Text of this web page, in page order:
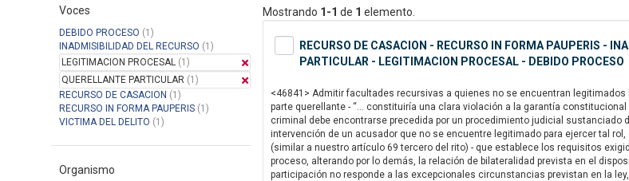
Voces
DEBIDO PROCESO (1)
INADMISIBILIDAD DEL RECURSO (1)
LEGITIMACION PROCESAL (1)
QUERELLANTE PARTICULAR (1)
RECURSO DE CASACION (1)
RECURSO IN FORMA PAUPERIS (1)
VICTIMA DEL DELITO (1)
Organismo
Mostrando 1-1 de 1 elemento.
RECURSO DE CASACION - RECURSO IN FORMA PAUPERIS -
PARTICULAR - LEGITIMACION PROCESAL - DEBIDO PROCESO
<46841> Admitir facultades recursivas a quienes no se encuentran
parte querellante - “... constituiría una clara violación a la garantía
criminal debe encontrarse precedida por un procedimiento judicial
intervención de un acusador que no se encuentre legitimado para ejercer tal
(similar a nuestro artículo 69 tercero del rito) - que establece los requisitos
proceso, alterando por lo demás, la relación de bilateralidad prevista en el
participación no responde a las excepcionales circunstancias previstan en la